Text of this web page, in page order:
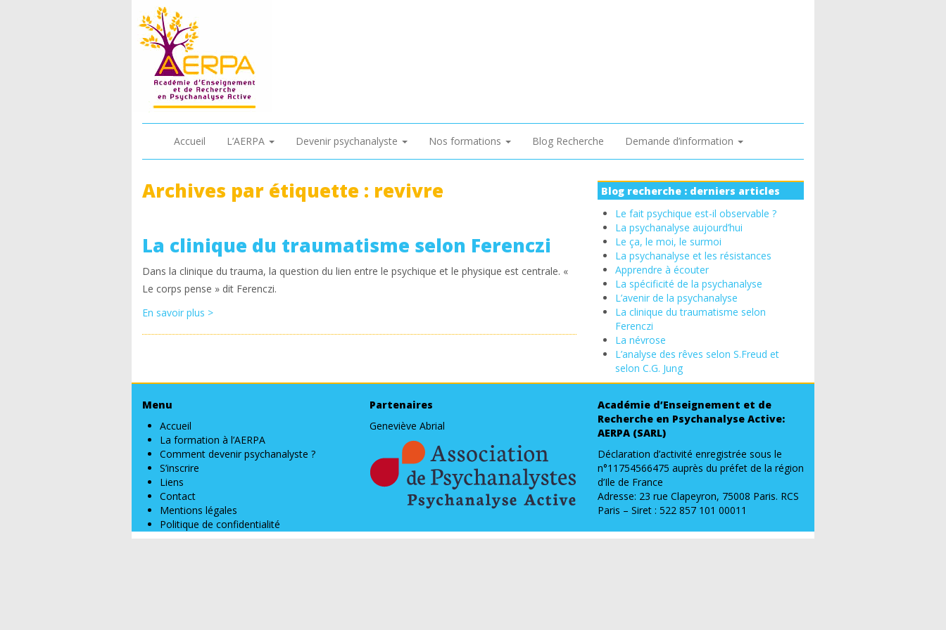
Accueil L’AERPA Devenir psychanalyste Nos formations Blog Recherche Demande d’information
Archives par étiquette : revivre
La clinique du traumatisme selon Ferenczi
Dans la clinique du trauma, la question du lien entre le psychique et le physique est centrale. «
Le corps pense » dit Ferenczi.
En savoir plus >
Blog recherche : derniers articles
Le fait psychique est-il observable ?
La psychanalyse aujourd’hui
Le ça, le moi, le surmoi
La psychanalyse et les résistances
Apprendre à écouter
La spécificité de la psychanalyse
L’avenir de la psychanalyse
La clinique du traumatisme selon
Ferenczi
La névrose
L’analyse des rêves selon S.Freud et
selon C.G. Jung
Menu
Accueil
La formation à l’AERPA
Comment devenir psychanalyste ?
S’inscrire
Liens
Contact
Mentions légales
Politique de confidentialité
Partenaires
Geneviève Abrial
Académie d’Enseignement et de
Recherche en Psychanalyse Active:
AERPA (SARL)
Déclaration d’activité enregistrée sous le
n°11754566475 auprès du préfet de la région
d’Ile de France
Adresse: 23 rue Clapeyron, 75008 Paris. RCS
Paris – Siret : 522 857 101 00011